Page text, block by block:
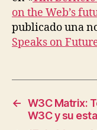
on the Web’s
publicado una
Speaks on
← W3C Matrix:
W3C y su